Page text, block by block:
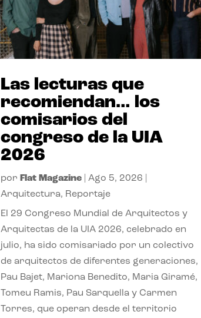
Las lecturas que
recomiendan… los
comisarios del
congreso de la UIA
2026
por Flat Magazine |Ago 5, 2026
Arquitectura, Reportaje
El 29 Congreso Mundial de Arquitectos y
Arquitectas de la UIA 2026, celebrado en
julio, ha sido comisariado por un colectivo
de arquitectos de diferentes generaciones,
Pau Bajet, Mariona Benedito, Maria Giramé,
Tomeu Ramis, Pau Sarquella y Carmen
Torres, que operan desde el territorio